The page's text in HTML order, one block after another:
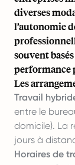
diverses
l’autonomie
souvent
performance
Les
Travail
entre le
domicile). La
jours à
Horaires de